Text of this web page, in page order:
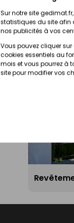
Sur notre site
statistiques du site afin
nos publicités à vos
Vous pouvez cliquer
cookies essentiels au
mois et vous pourrez à
site pour modifier vos